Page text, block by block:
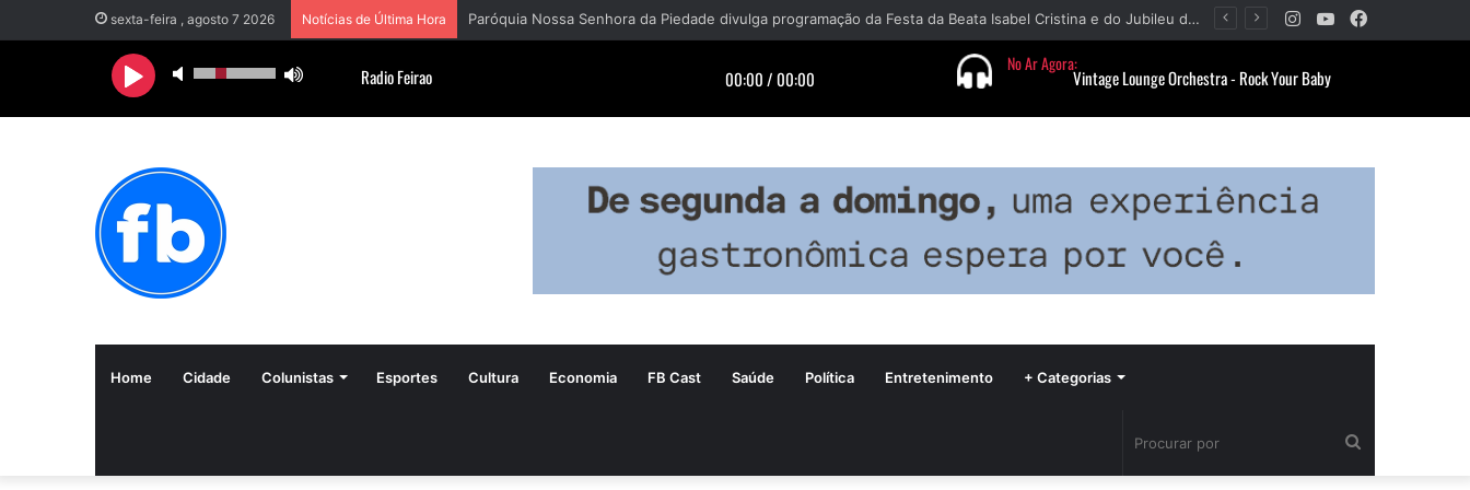
sexta-feira , agosto 7 2026 Notícias de Última Hora Paróquia Nossa Senhora da Piedade divulga programação da Festa da Beata Isabel Cristina e do Jubileu da padroeira YouTube
Instagram
Home Cidade Colunistas Esportes Cultura Economia FB Cast Saúde Política Entretenimento + Categorias